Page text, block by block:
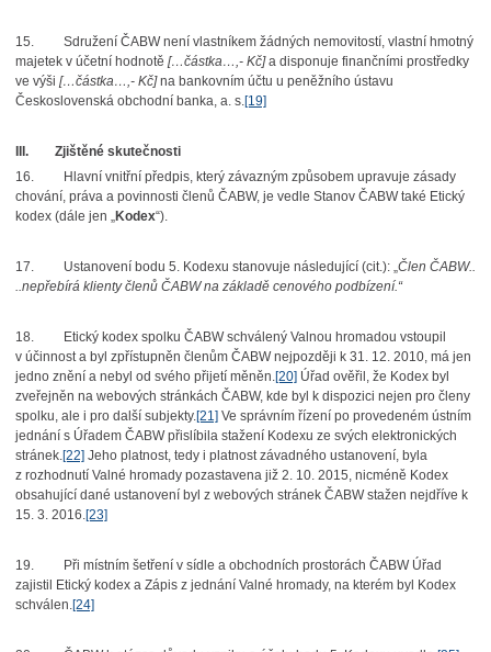
15.
Sdružení ČABW není vlastníkem žádných nemovitostí, vlastní hmotný
majetek v účetní hodnotě […částka…,- Kč]a disponuje finančními prostředky
ve výši […částka…,- Kč]na bankovním účtu u peněžního ústavu
Československá obchodní banka, a. s.[19]
III. Zjištěné skutečnosti
16.
Hlavní vnitřní předpis, který závazným způsobem upravuje zásady
chování, práva a povinnosti členů ČABW, je vedle Stanov ČABW také Etický
kodex (dále jen „Kodex“).
17. Ustanovení bodu 5. Kodexu stanovuje následující (cit.): „Člen ČABW..
..nepřebírá klienty členů ČABW na základě cenového podbízení.“
18.
Etický kodex spolku ČABW schválený Valnou hromadou vstoupil
v účinnost a byl zpřístupněn členům ČABW nejpozději k 31. 12. 2010, má jen
jedno znění a nebyl od svého přijetí měněn.[20] Úřad ověřil, že Kodex byl
zveřejněn na webových stránkách ČABW, kde byl k dispozici nejen pro členy
spolku, ale i pro další subjekty.[21] Ve správním řízení po provedeném ústním
jednání s Úřadem ČABW přislíbila stažení Kodexu ze svých elektronických
stránek.[22] Jeho platnost, tedy i platnost závadného ustanovení, byla
z rozhodnutí Valné hromady pozastavena již 2. 10. 2015, nicméně Kodex
obsahující dané ustanovení byl z webových stránek ČABW stažen nejdříve k
15. 3. 2016.[23]
19.
Při místním šetření v sídle a obchodních prostorách ČABW Úřad
zajistil Etický kodex a Zápis z jednání Valné hromady, na kterém byl Kodex
schválen.[24]